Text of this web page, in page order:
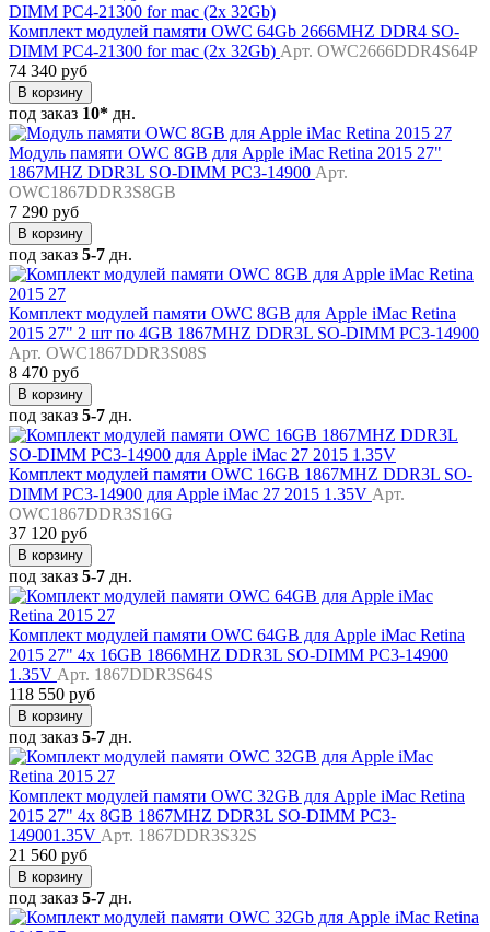
Комплект модулей памяти OWC 64Gb 2666MHZ DDR4 SO-
DIMM PC4-21300 for mac (2x 32Gb) Арт. OWC2666DDR4S64P
74 340 руб
В корзину
под заказ 10* дн.
Модуль памяти OWC 8GB для Apple iMac Retina 2015 27"
1867MHZ DDR3L SO-DIMM PC3-14900 Арт.
OWC1867DDR3S8GB
7 290 руб
В корзину
под заказ 5-7 дн.
Комплект модулей памяти OWC 8GB для Apple iMac Retina
2015 27" 2 шт по 4GB 1867MHZ DDR3L SO-DIMM PC3-14900
Арт. OWC1867DDR3S08S
8 470 руб
В корзину
под заказ 5-7 дн.
Комплект модулей памяти OWC 16GB 1867MHZ DDR3L SO-
DIMM PC3-14900 для Apple iMac 27 2015 1.35V Арт.
OWC1867DDR3S16G
37 120 руб
В корзину
под заказ 5-7 дн.
Комплект модулей памяти OWC 64GB для Apple iMac Retina
2015 27" 4x 16GB 1866MHZ DDR3L SO-DIMM PC3-14900
1.35V Арт. 1867DDR3S64S
118 550 руб
В корзину
под заказ 5-7 дн.
Комплект модулей памяти OWC 32GB для Apple iMac Retina
2015 27" 4x 8GB 1867MHZ DDR3L SO-DIMM PC3-
149001.35V Арт. 1867DDR3S32S
21 560 руб
В корзину
под заказ 5-7 дн.